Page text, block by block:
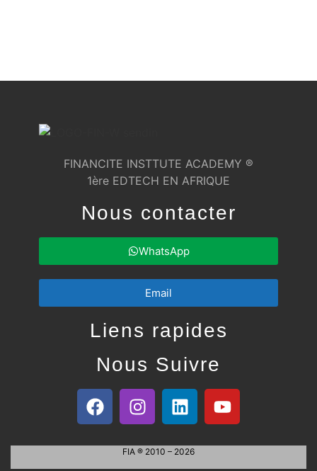
FINANCITE INSTTUTE ACADEMY ®
1ère EDTECH EN AFRIQUE
Nous contacter
WhatsApp
Email
Liens rapides
Nous Suivre
FIA ® 2010 – 2026